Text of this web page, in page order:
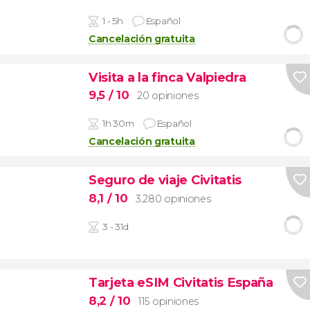
1 - 5h Español
Cancelación gratuita
Visita a la finca Valpiedra
9,5 / 10 20 opiniones
1h 30m Español
Cancelación gratuita
Seguro de viaje Civitatis
8,1 / 10 3.280 opiniones
3 - 31d
Tarjeta eSIM Civitatis España
8,2 / 10 115 opiniones